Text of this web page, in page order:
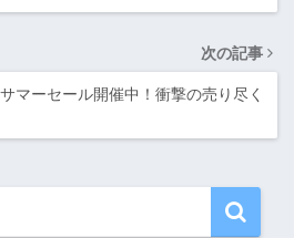
次の記事
マーセール開催中！衝撃の売り尽く